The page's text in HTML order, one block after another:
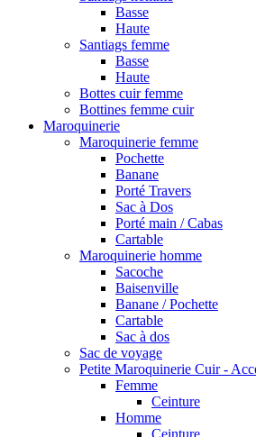
Basse
Haute
Santiags femme
Basse
Haute
Bottes cuir femme
Bottines femme cuir
Maroquinerie
Maroquinerie femme
Pochette
Banane
Porté Travers
Sac à Dos
Porté main / Cabas
Cartable
Maroquinerie homme
Sacoche
Baisenville
Banane / Pochette
Cartable
Sac à dos
Sac de voyage
Petite Maroquinerie Cuir -
Femme
Ceinture
Homme
Ceinture